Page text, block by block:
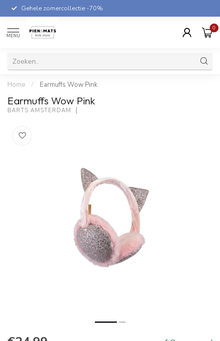
Gehele zomercollectie -70%
MENU
0
Home / Earmuffs Wow Pink
Earmuffs Wow Pink
BARTS AMSTERDAM